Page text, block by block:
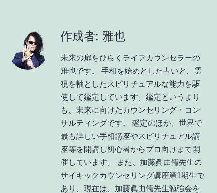
作成者: 雅也
未来の扉をひらくライフカウンセラーの
雅也です。 手相を始めとした占いと、霊
視を軸としたスピリチュアルな能力を駆
使して鑑定しています。鑑定というより
も、未来に向けたカウンセリング・コン
サルティングです。 鑑定のほか、世界で
最も詳しい手相講座やスピリチュアル講
座等を開講し初心者からプロ向けまで開
催しています。 また、加藤眞由儒先生の
サイキックカウンセリング講座第1期生で
あり、現在は、加藤眞由儒先生勉強会を